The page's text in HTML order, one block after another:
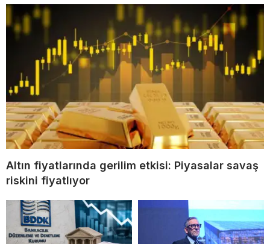
Altın fiyatlarında gerilim etkisi: Piyasalar savaş
riskini fiyatlıyor